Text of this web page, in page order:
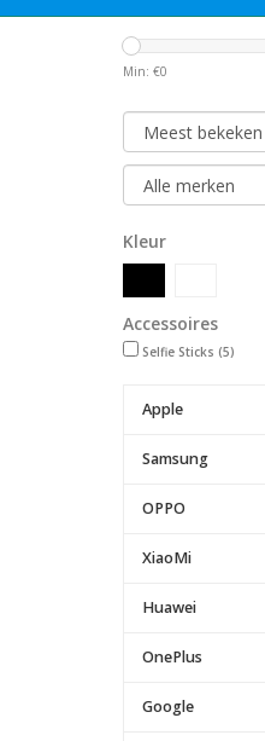
Min: €0
Kleur
Accessoires
Selfie Sticks (5)
Apple
Samsung
OPPO
XiaoMi
Huawei
OnePlus
Google